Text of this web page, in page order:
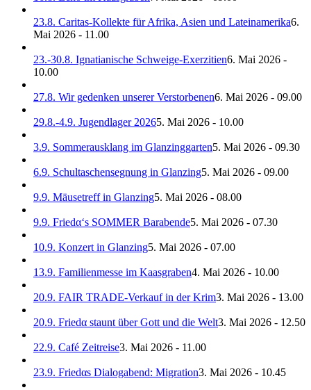
23.8. Caritas-Kollekte für Afrika, Asien und Lateinamerika6.
Mai 2026 - 11.00
23.-30.8. Ignatianische Schweige-Exerzitien6. Mai 2026 -
10.00
27.8. Wir gedenken unserer Verstorbenen6. Mai 2026 - 09.00
29.8.-4.9. Jugendlager 20265. Mai 2026 - 10.00
3.9. Sommerausklang im Glanzinggarten5. Mai 2026 - 09.30
6.9. Schultaschensegnung in Glanzing5. Mai 2026 - 09.00
9.9. Mäusetreff in Glanzing5. Mai 2026 - 08.00
9.9. Friedα‘s SOMMER Barabende5. Mai 2026 - 07.30
10.9. Konzert in Glanzing5. Mai 2026 - 07.00
13.9. Familienmesse im Kaasgraben4. Mai 2026 - 10.00
20.9. FAIR TRADE-Verkauf in der Krim3. Mai 2026 - 13.00
20.9. Friedα staunt über Gott und die Welt3. Mai 2026 - 12.50
22.9. Café Zeitreise3. Mai 2026 - 11.00
23.9. Friedαs Dialogabend: Migration3. Mai 2026 - 10.45